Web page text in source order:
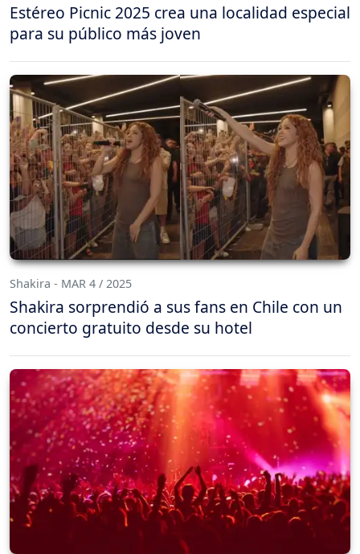
Estéreo Picnic 2025 crea una localidad especial
para su público más joven
Shakira - MAR 4 / 2025
Shakira sorprendió a sus fans en Chile con un
concierto gratuito desde su hotel